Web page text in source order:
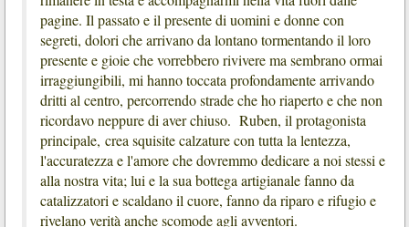
pagine. Il passato e il presente di uomini e donne con
segreti, dolori che arrivano da lontano tormentando il loro
presente e gioie che vorrebbero rivivere ma sembrano ormai
irraggiungibili, mi hanno toccata profondamente arrivando
dritti al centro, percorrendo strade che ho riaperto e che non
ricordavo neppure di aver chiuso. Ruben, il protagonista
principale, crea squisite calzature con tutta la lentezza,
l'accuratezza e l'amore che dovremmo dedicare a noi stessi e
alla nostra vita; lui e la sua bottega artigianale fanno da
catalizzatori e scaldano il cuore, fanno da riparo e rifugio e
rivelano verità anche scomode agli avventori.